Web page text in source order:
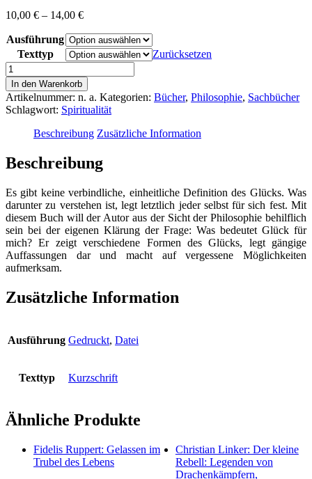
10,00 € – 14,00 €Preisspanne:
bis
14,00 €
Ausführung
Texttyp
Zurücksetzen
Schmid,
Wilhelm:
Glück
-
Alles
darüber
wissen
und
warum
es
nicht
das
Wichtigste
im
ist
Menge
In den Warenkorb
Artikelnummer: n. a. Kategorien: Bücher, Philosophie, Sachbücher
Schlagwort: Spiritualität
Beschreibung Zusätzliche Information
Beschreibung
Es gibt keine verbindliche, einheitliche Definition des Glücks. Was
darunter zu verstehen ist, legt letztlich jeder selbst für sich fest. Mit
diesem Buch will der Autor aus der Sicht der Philosophie behilflich
sein bei der eigenen Klärung der Frage: Was bedeutet Glück für
mich? Er zeigt verschiedene Formen des Glücks, legt gängige
Auffassungen dar und macht auf vergessene Möglichkeiten
aufmerksam.
Zusätzliche Information
Ausführung Gedruckt, Datei
Texttyp Kurzschrift
Ähnliche Produkte
Fidelis Ruppert: Gelassen im
Trubel des Lebens
Christian Linker: Der kleine
Rebell: Legenden von
Drachenkämpfern,